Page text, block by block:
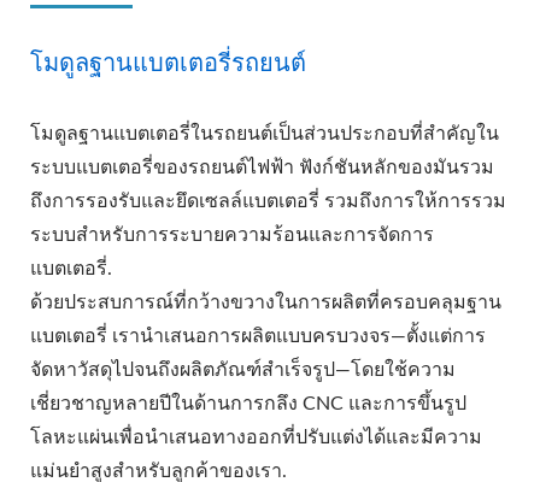
โมดูลฐานแบตเตอรี่รถยนต์
โมดูลฐานแบตเตอรี่ในรถยนต์เป็นส่วนประกอบที่สำคัญใน
ระบบแบตเตอรี่ของรถยนต์ไฟฟ้า ฟังก์ชันหลักของมันรวม
ถึงการรองรับและยึดเซลล์แบตเตอรี่ รวมถึงการให้การรวม
ระบบสำหรับการระบายความร้อนและการจัดการ
แบตเตอรี่.
ด้วยประสบการณ์ที่กว้างขวางในการผลิตที่ครอบคลุมฐาน
แบตเตอรี่ เรานำเสนอการผลิตแบบครบวงจร—ตั้งแต่การ
จัดหาวัสดุไปจนถึงผลิตภัณฑ์สำเร็จรูป—โดยใช้ความ
เชี่ยวชาญหลายปีในด้านการกลึง CNC และการขึ้นรูป
โลหะแผ่นเพื่อนำเสนอทางออกที่ปรับแต่งได้และมีความ
แม่นยำสูงสำหรับลูกค้าของเรา.